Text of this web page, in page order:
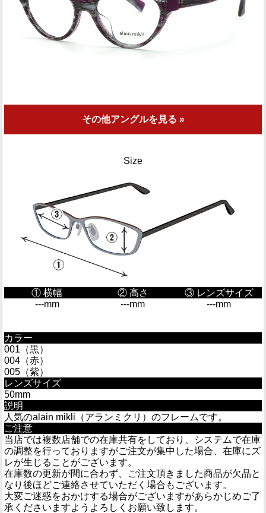
その他アングルを見る »
Size
① 横幅 ② 高さ
③ レンズサイズ
---mm
---mm ---mm
カラー
001（黒）
004（赤）
005（紫）
レンズサイズ
50mm
説明
人気のalain mikli（アランミクリ）のフレームです。
ご注意
当店では複数店舗での在庫共有をしており、システムで在庫
の調整を行っておりますがご注文が集中した場合、在庫にズ
レが生じることがございます。
在庫数の更新が間に合わず、ご注文頂きました商品が欠品と
なり後ほどご連絡させていただく場合もございます。
大変ご迷惑をおかけする場合がございますがあらかじめご了
承くださいますようよろしくお願い致します。